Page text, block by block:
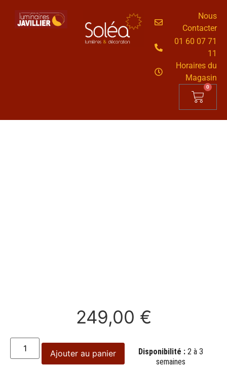
Nous
Contacter
01 60 07 71
11
Horaires du
Magasin
0
249,00 €
Ajouter au panier Disponibilité : 2 à 3
semaines